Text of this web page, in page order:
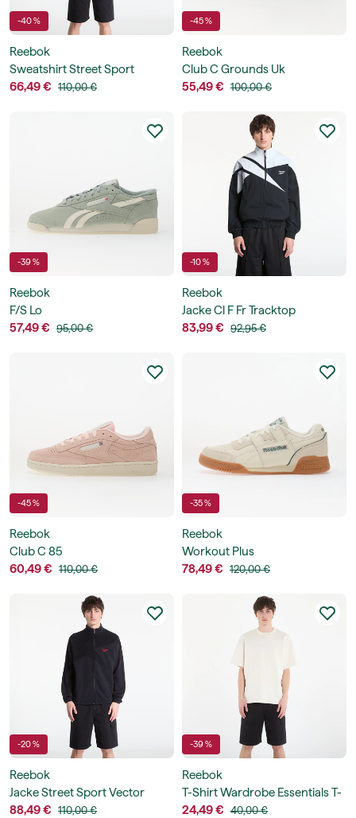
-40 %
Reebok
Sweatshirt Street Sport
Hoodie
66,49 € 110,00 €
-45 %
Reebok
Club C Grounds Uk
55,49 € 100,00 €
-39 %
Reebok
F/S Lo
57,49 € 95,00 €
-10 %
Reebok
Jacke Cl F Fr Tracktop
83,99 € 92,95 €
-45 %
Reebok
Club C 85
60,49 € 110,00 €
-35 %
Reebok
Workout Plus
78,49 € 120,00 €
-20 %
Reebok
Jacke Street Sport Vector
Fleece Track Jacket
88,49 € 110,00 €
-39 %
Reebok
T-Shirt Wardrobe Essentials T-
Shirt
24,49 € 40,00 €